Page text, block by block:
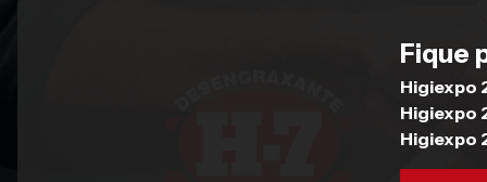
Fique
Higiexpo
Higiexpo
Higiexpo